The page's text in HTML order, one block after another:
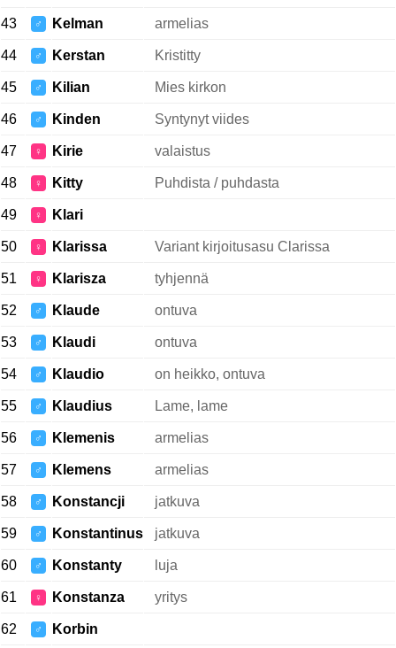
43 ♂ Kelman armelias
44 ♂ Kerstan Kristitty
45 ♂ Kilian Mies kirkon
46 ♂ Kinden Syntynyt viides
47 ♀ Kirie valaistus
48 ♀ Kitty Puhdista / puhdasta
49 ♀ Klari
50 ♀ Klarissa Variant kirjoitusasu Clarissa
51 ♀ Klarisza tyhjennä
52 ♂ Klaude ontuva
53 ♂ Klaudi ontuva
54 ♂ Klaudio on heikko, ontuva
55 ♂ Klaudius Lame, lame
56 ♂ Klemenis armelias
57 ♂ Klemens armelias
58 ♂ Konstancji jatkuva
59 ♂ Konstantinus jatkuva
60 ♂ Konstanty luja
61 ♀ Konstanza yritys
62 ♂ Korbin